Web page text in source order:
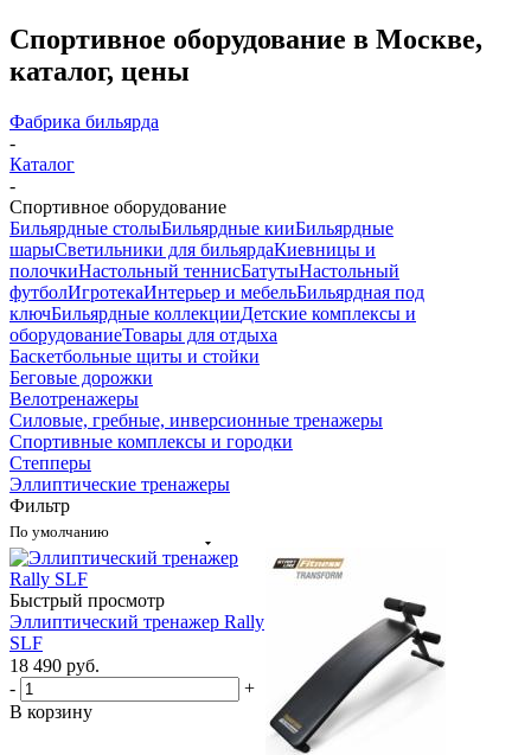
Спортивное оборудование в Москве,
каталог, цены
Фабрика бильярда
-
Каталог
-
Спортивное оборудование
Бильярдные столыБильярдные кииБильярдные
шарыСветильники для бильярдаКиевницы и
полочкиНастольный теннисБатутыНастольный
футболИгротекаИнтерьер и мебельБильярдная под
ключБильярдные коллекцииДетские комплексы и
оборудованиеТовары для отдыха
Баскетбольные щиты и стойки
Беговые дорожки
Велотренажеры
Силовые, гребные, инверсионные тренажеры
Спортивные комплексы и городки
Степперы
Эллиптические тренажеры
Фильтр
По умолчанию
Быстрый просмотр
Эллиптический тренажер Rally
SLF
18 490 руб.
-
+
В корзину